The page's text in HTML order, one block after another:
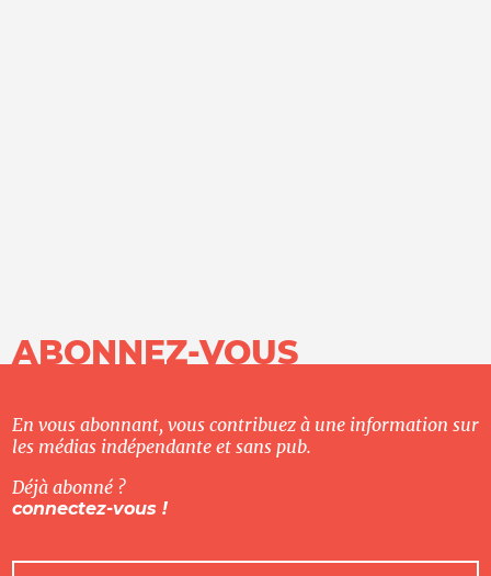
ABONNEZ-VOUS
En vous abonnant, vous contribuez à une information sur
les médias indépendante et sans pub.
Déjà abonné ?
connectez-vous !